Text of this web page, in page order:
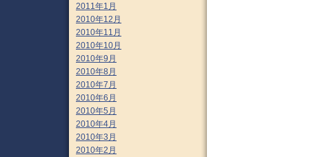
2011年1月
2010年12月
2010年11月
2010年10月
2010年9月
2010年8月
2010年7月
2010年6月
2010年5月
2010年4月
2010年3月
2010年2月